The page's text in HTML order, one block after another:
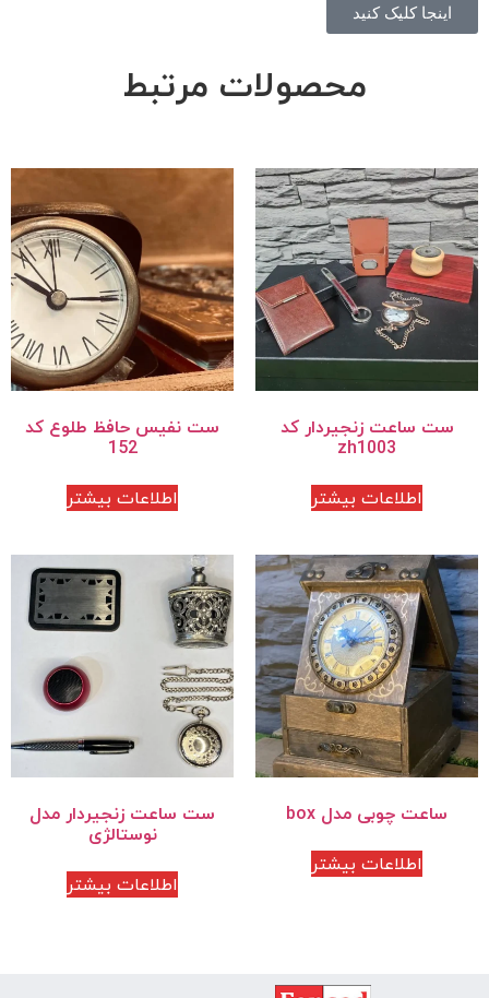
اینجا کلیک کنید
محصولات مرتبط
ست ساعت زنجیردار کد
zh1003
اطلاعات بیشتر
ست نفیس حافظ طلوع کد
152
اطلاعات بیشتر
ساعت چوبی مدل box
اطلاعات بیشتر
ست ساعت زنجیردار مدل
نوستالژی
اطلاعات بیشتر